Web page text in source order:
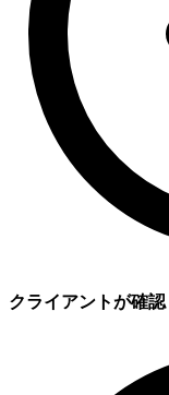
クライアントが確認